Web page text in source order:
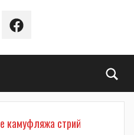
Facebook
камуфляжа стрий